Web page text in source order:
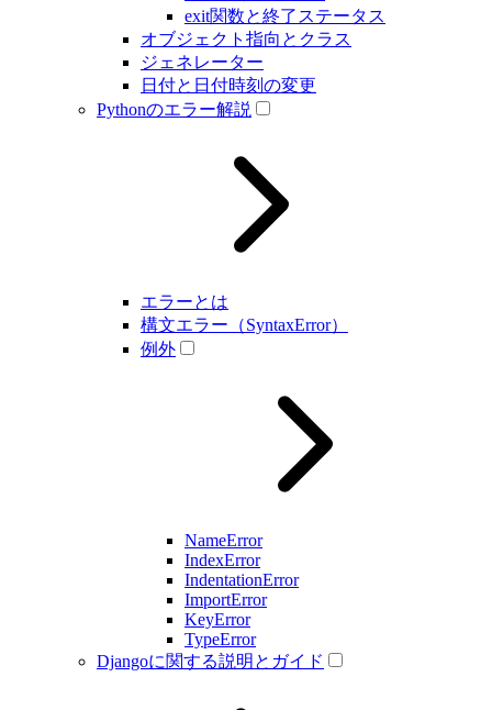
exit関数と終了ステータス
オブジェクト指向とクラス
ジェネレーター
日付と日付時刻の変更
Pythonのエラー解説
エラーとは
構文エラー（SyntaxError）
例外
NameError
IndexError
IndentationError
ImportError
KeyError
TypeError
Djangoに関する説明とガイド